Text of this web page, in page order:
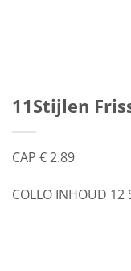
11Stijlen
CAP € 2.89
COLLO INHOUD 12